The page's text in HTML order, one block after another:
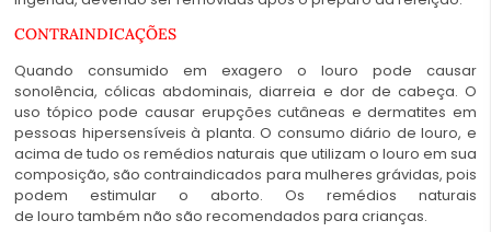
CONTRAINDICAÇÕES
Quando consumido em exagero o louro pode causar
sonolência, cólicas abdominais, diarreia e dor de cabeça. O
uso tópico pode causar erupções cutâneas e dermatites em
pessoas hipersensíveis à planta. O consumo diário delouro, e
acima de tudo os remédios naturais que utilizam o louro em sua
composição, são contraindicados para mulheres grávidas, pois
podem estimular o aborto. Os remédios naturais
de louro também não são recomendados para crianças.